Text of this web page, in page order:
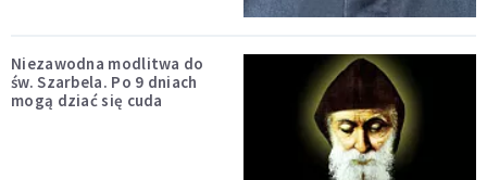
Niezawodna modlitwa do
św. Szarbela. Po 9 dniach
mogą dziać się cuda